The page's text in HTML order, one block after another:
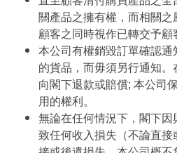
關產品之擁有權，而相關
顧客之同時視作已轉交予顧
本公司有權銷毀訂單確認通
的貨品，而毋須另行通知
向閣下退款或賠償; 本公司
用的權利。
無論在任何情況下，閣下因
致任何收入損失（不論直接